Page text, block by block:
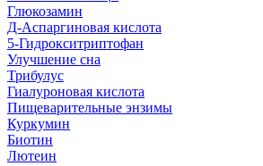
Глюкозамин
Д-Аспаргиновая кислота
5-Гидрокситриптофан
Улучшение сна
Трибулус
Гиалуроновая кислота
Пищеварительные энзимы
Куркумин
Биотин
Лютеин